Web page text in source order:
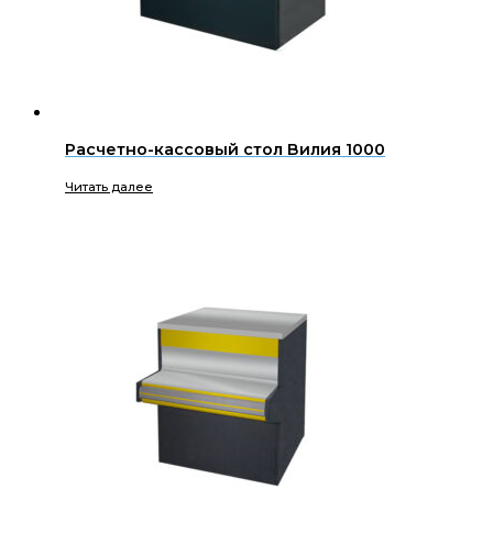
Расчетно-кассовый стол Вилия 1000
Читать далее